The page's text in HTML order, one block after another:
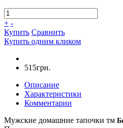
+ -
Купить Сравнить
Купить одним кликом
515грн.
Описание
Характеристики
Комментарии
Мужские домашние тапочки тм